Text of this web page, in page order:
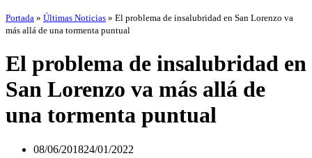
Portada » Últimas Noticias » El problema de insalubridad en San Lorenzo va
más allá de una tormenta puntual
El problema de insalubridad en
San Lorenzo va más allá de
una tormenta puntual
08/06/201824/01/2022